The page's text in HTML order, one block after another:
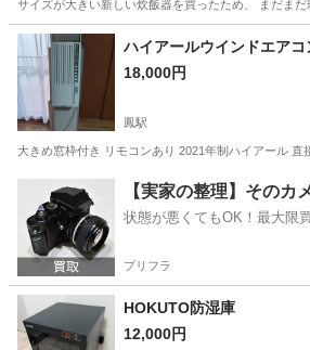
サイズが大きい新しい炊飯器を買ったため、 まだま
大阪 豊中市 豊中駅 キッチン家電
ハイアールウインドエアコ
18,000円
鳳駅
大きめ窓枠付き リモコンあり 2021年制ハイアール
鳳駅 季節、空調家電
【実家の整理】そのカ
状態が悪くてもOK！最大限
プリフラ
HOKUTO防湿庫
12,000円